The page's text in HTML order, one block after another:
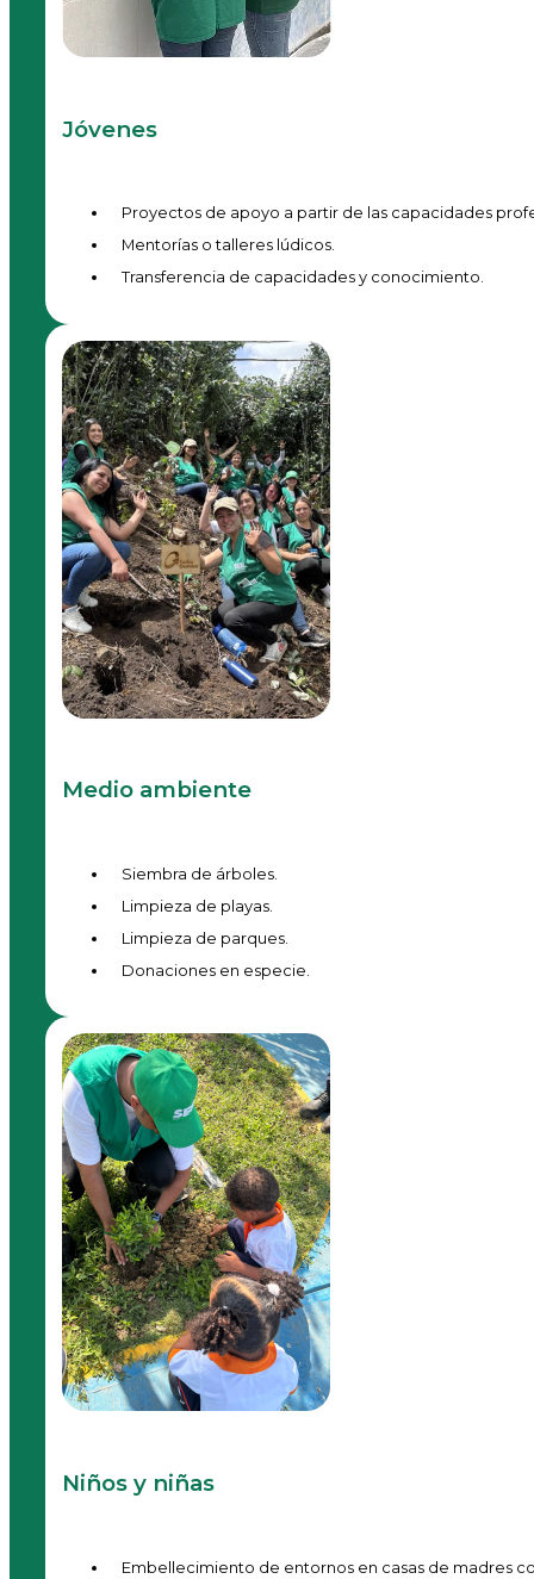
Jóvenes
Proyectos de apoyo a partir de las capacidades
Mentorías o talleres lúdicos.
Transferencia de capacidades y conocimiento.
Medio ambiente
Siembra de árboles.
Limpieza de playas.
Limpieza de parques.
Donaciones en especie.
Niños y niñas
Embellecimiento de entornos en casas de madres